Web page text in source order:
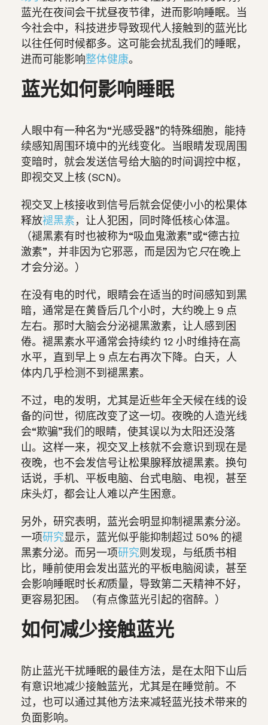
蓝光在夜间会干扰昼夜节律，进而影响睡眠。当
今社会中，科技进步导致现代人接触到的蓝光比
以往任何时候都多。这可能会扰乱我们的睡眠，
进而可能影响整体健康。
蓝光如何影响睡眠
人眼中有一种名为“光感受器”的特殊细胞，能持
续感知周围环境中的光线变化。
当眼睛发现周围
变暗时，就会发送信号给大脑的时间调控中枢，
即视交叉上核 (SCN)。
视交叉上核接收到信号后就会促使小小的松果体
释放褪黑素 ，让人犯困，同时降低核心体温。
（褪黑素有时也被称为“吸血鬼激素”或“德古拉
激素”，并非因为它邪恶，而是因为它只在晚上
才会分泌。）
在没有电的时代，眼睛会在适当的时间感知到黑
暗，通常是在黄昏后几个小时，大约晚上 9 点
左右。那时大脑会分泌褪黑激素，让人感到困
倦。 褪黑素水平通常会持续约 12 小时维持在高
水平，直到早上 9 点左右再次下降。白天，人
体内几乎检测不到褪黑素。
不过，电的发明，尤其是近些年全天候在线的设
备的问世，彻底改变了这一切。夜晚的人造光线
会“欺骗”我们的眼睛，使其误以为太阳还没落
山。这样一来，视交叉上核就不会意识到现在是
夜晚，也不会发信号让松果腺释放褪黑素。换句
话说，手机、平板电脑、台式电脑、电视，甚至
床头灯，都会让人难以产生困意。
另外，研究表明，蓝光会明显抑制褪黑素分泌。
一项研究显示，蓝光似乎能抑制超过 50% 的褪
黑素分泌。而另一项研究则发现，与纸质书相
比，睡前使用会发出蓝光的平板电脑阅读，甚至
会影响睡眠时长和质量，导致第二天精神不好，
更容易犯困。（有点像蓝光引起的宿醉。）
如何减少接触蓝光
防止蓝光干扰睡眠的最佳方法，是在太阳下山后
有意识地减少接触蓝光，尤其是在睡觉前。不
过，也可以通过其他方法来减轻蓝光技术带来的
负面影响。